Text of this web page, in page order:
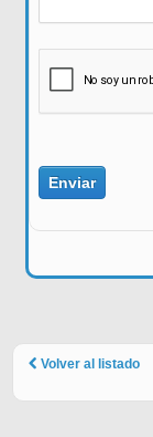
Volver al listado